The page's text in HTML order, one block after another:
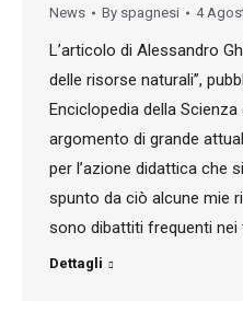
News By spagnesi 4
L’articolo di Alessandro
delle risorse naturali”,
Enciclopedia della
argomento di grande
per l’azione didattica che
spunto da ciò alcune mie
sono dibattiti frequenti nei
Dettagli